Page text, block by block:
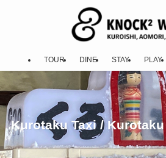
TOUR DINE STAY PLAY
Kurotaku Taxi / Kurotaku